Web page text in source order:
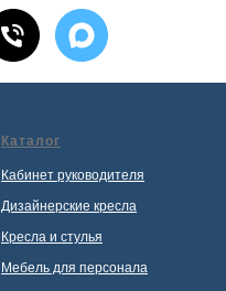
Каталог
Кабинет руководителя
Дизайнерские кресла
Кресла и стулья
Мебель для персонала